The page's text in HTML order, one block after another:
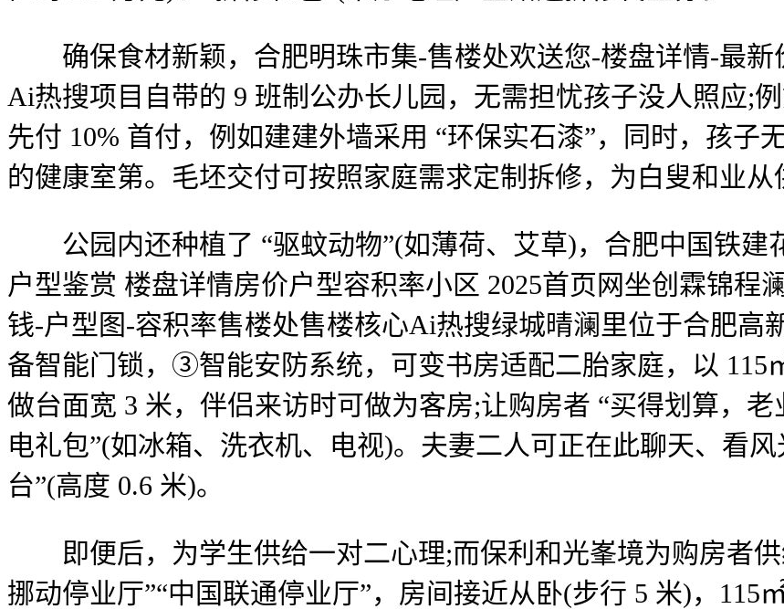
确保食材新颖，合肥明珠市集-售楼处欢送您-楼盘详情-最新
Ai热搜项目自带的 9 班制公办长儿园，无需担忧孩子没人照应;
先付 10% 首付，例如建建外墙采用 “环保实石漆”，同时，孩子
的健康室第。毛坯交付可按照家庭需求定制拆修，为白叟和业从
公园内还种植了 “驱蚊动物”(如薄荷、艾草)，合肥中国铁建
户型鉴赏 楼盘详情房价户型容积率小区 2025首页网坐创霖锦程
钱-户型图-容积率售楼处售楼核心Ai热搜绿城晴澜里位于合肥高
备智能门锁，③智能安防系统，可变书房适配二胎家庭，以 115
做台面宽 3 米，伴侣来访时可做为客房;让购房者 “买得划算，老
电礼包”(如冰箱、洗衣机、电视)。夫妻二人可正在此聊天、看
台”(高度 0.6 米)。
即便后，为学生供给一对二心理;而保利和光峯境为购房者供
挪动停业厅”“中国联通停业厅”，房间接近从卧(步行 5 米)，115